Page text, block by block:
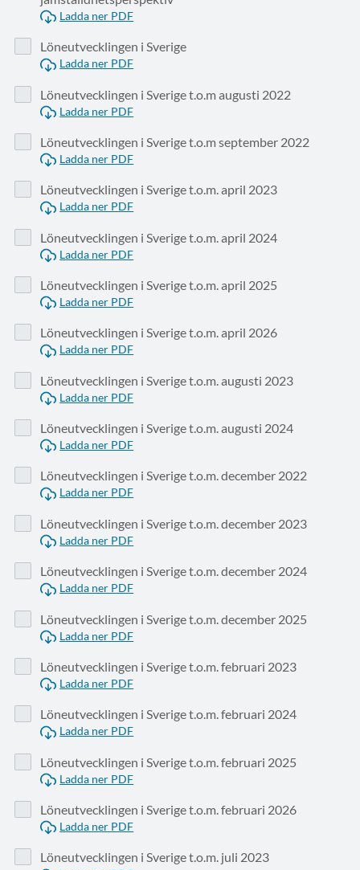
Ladda ner PDF
Löneutvecklingen i Sverige
Ladda ner PDF
Löneutvecklingen i Sverige t.o.m augusti 2022
Ladda ner PDF
Löneutvecklingen i Sverige t.o.m september 2022
Ladda ner PDF
Löneutvecklingen i Sverige t.o.m. april 2023
Ladda ner PDF
Löneutvecklingen i Sverige t.o.m. april 2024
Ladda ner PDF
Löneutvecklingen i Sverige t.o.m. april 2025
Ladda ner PDF
Löneutvecklingen i Sverige t.o.m. april 2026
Ladda ner PDF
Löneutvecklingen i Sverige t.o.m. augusti 2023
Ladda ner PDF
Löneutvecklingen i Sverige t.o.m. augusti 2024
Ladda ner PDF
Löneutvecklingen i Sverige t.o.m. december 2022
Ladda ner PDF
Löneutvecklingen i Sverige t.o.m. december 2023
Ladda ner PDF
Löneutvecklingen i Sverige t.o.m. december 2024
Ladda ner PDF
Löneutvecklingen i Sverige t.o.m. december 2025
Ladda ner PDF
Löneutvecklingen i Sverige t.o.m. februari 2023
Ladda ner PDF
Löneutvecklingen i Sverige t.o.m. februari 2024
Ladda ner PDF
Löneutvecklingen i Sverige t.o.m. februari 2025
Ladda ner PDF
Löneutvecklingen i Sverige t.o.m. februari 2026
Ladda ner PDF
Löneutvecklingen i Sverige t.o.m. juli 2023